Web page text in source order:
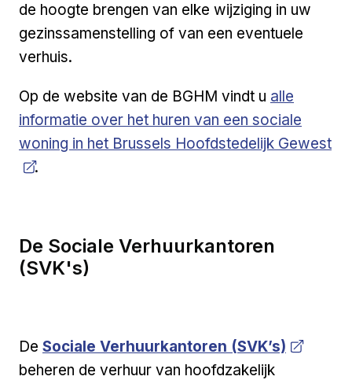
de hoogte brengen van elke wijziging in uw
gezinssamenstelling of van een eventuele
verhuis.
Op de website van de BGHM vindt u Open a
alle
informatie over het huren van een sociale
woning in het Brussels Hoofdstedelijk Gewest
.
De Sociale Verhuurkantoren
(SVK's)
De Open a new venster
Sociale Verhuurkantoren (SVK’s)
beheren de verhuur van hoofdzakelijk